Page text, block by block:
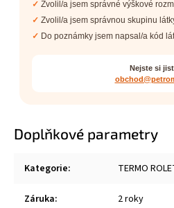
Zvolil/a jsem správné výškové
Zvolil/a jsem správnou skupinu
Do poznámky jsem napsal/a kód
Nejste si
Doplňkové parametry
Kategorie: TERMO
Záruka: 2 roky